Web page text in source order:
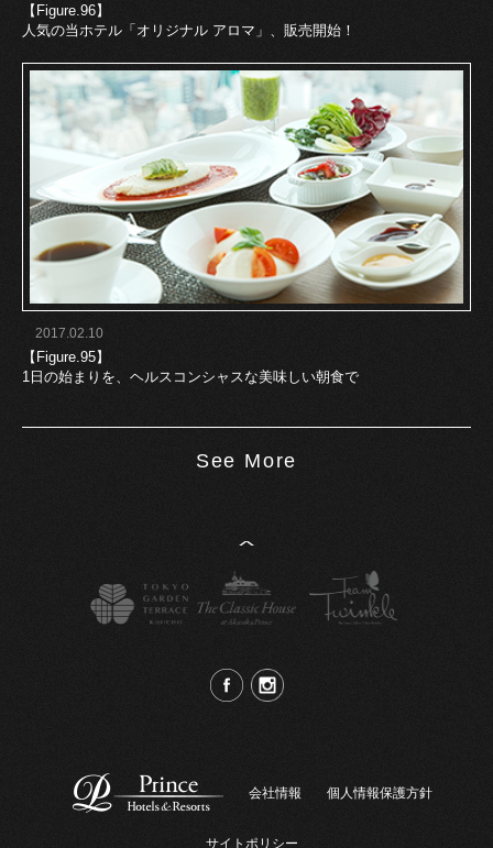
【Figure.96】
人気の当ホテル「オリジナル アロマ」、販売開始！
2017.02.10
【Figure.95】
1日の始まりを、ヘルスコンシャスな美味しい朝食で
See More
^
会社情報 個人情報保護方針
サイトポリシー